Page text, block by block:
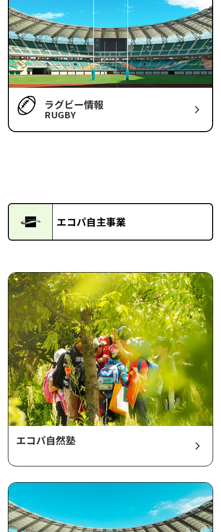
ラグビー情報
RUGBY
エコパ自主事業
エコパ自然塾